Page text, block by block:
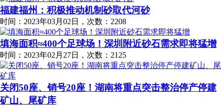
福建福州：积极推动机制砂取代河砂
时间：2023年03月02日，次数：2208
填海面积≈400个足球场！深圳附近砂石需求即将猛增
时间：2023年02月27日，次数：2125
关闭50座、销号20座！湖南将重点突击整治停产停建
矿山、尾矿库